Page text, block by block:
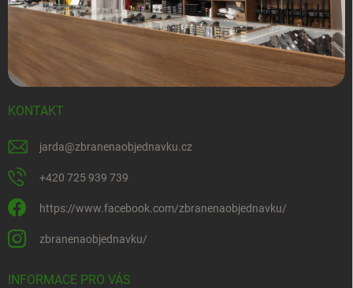
KONTAKT
jarda@zbranenaobjednavku.cz
+420 725 939 739
https://www.facebook.com/zbranenaobjednavku/
zbranenaobjednavku/
INFORMACE PRO VÁS